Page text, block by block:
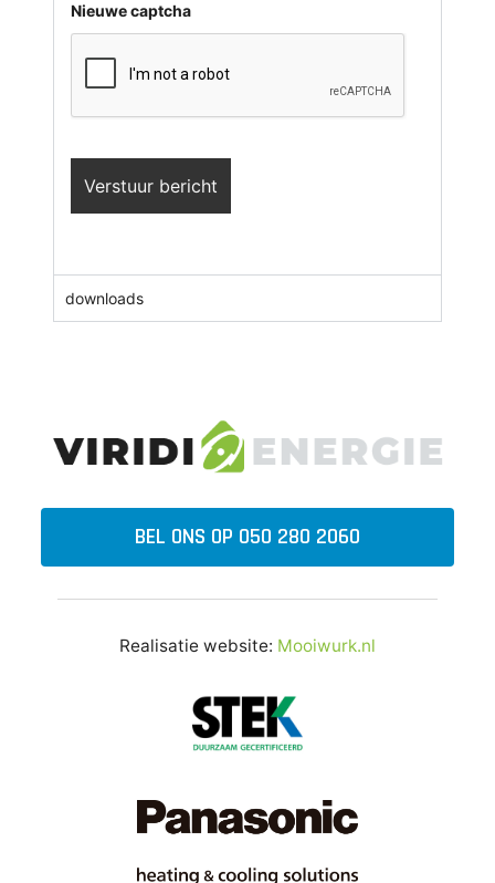
Nieuwe captcha
downloads
BEL ONS OP 050 280 2060
Realisatie website: Mooiwurk.nl